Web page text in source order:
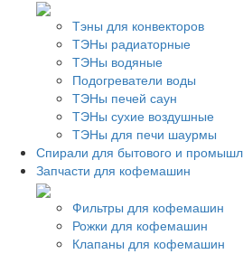
Тэны для конвекторов
ТЭНы радиаторные
ТЭНы водяные
Подогреватели воды
ТЭНы печей саун
ТЭНы сухие воздушные
ТЭНы для печи шаурмы
Спирали для бытового и
Запчасти для кофемашин
Фильтры для кофемашин
Рожки для кофемашин
Клапаны для кофемашин